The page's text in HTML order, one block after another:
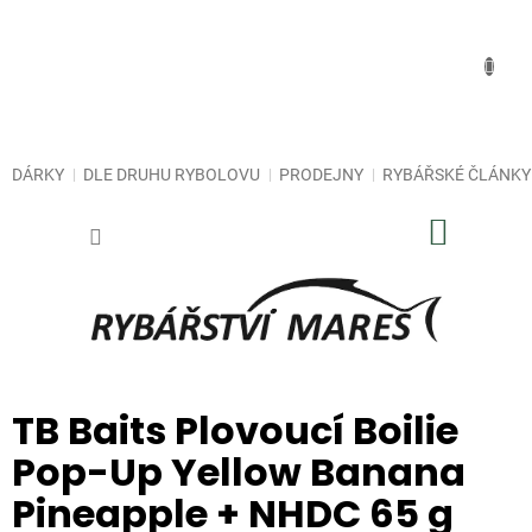
DÁRKY DLE DRUHU RYBOLOVU PRODEJNY RYBÁŘSKÉ ČLÁNKY
TB Baits Plovoucí Boilie
Pop-Up Yellow Banana
Pineapple + NHDC 65 g